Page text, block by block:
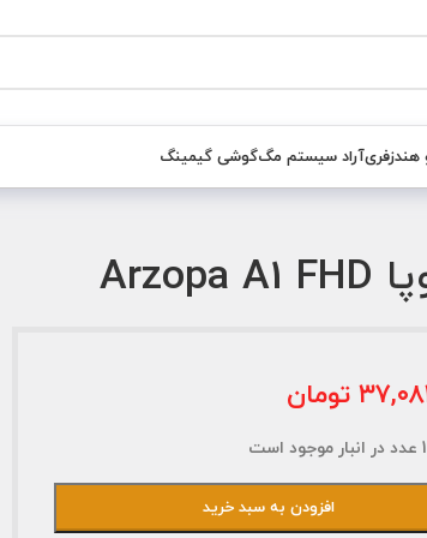
آراد سیستم مگگوشی گیمینگ
تومان
افزودن به سبد خرید